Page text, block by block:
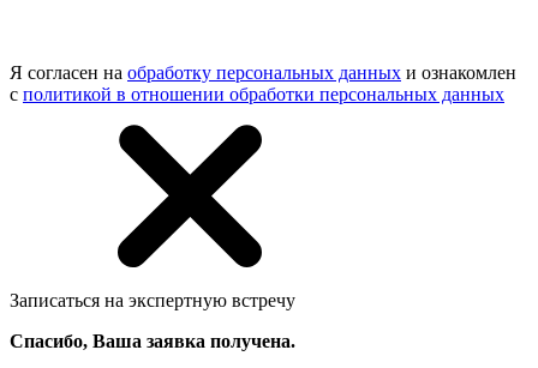
Я согласен на обработку персональных данных и ознакомлен
с политикой в отношении обработки персональных данных
Записаться на экспертную встречу
Спасибо, Ваша заявка получена.